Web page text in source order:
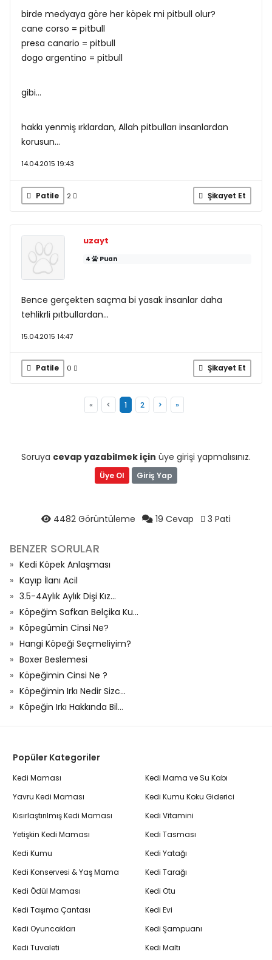
birde medyaya göre her köpek mi pitbull olur?
cane corso = pitbull
presa canario = pitbull
dogo argentino = pitbull
gibi...
hakkı yenmiş ırklardan, Allah pitbulları insanlardan
korusun...
14.04.2015 19:43
Patile 2 Şikayet Et
uzayt
4 Puan
Bence gerçekten saçma bi yasak insanlar daha
tehlikrli pıtbullardan...
15.04.2015 14:47
Patile 0 Şikayet Et
« < 1 2 > »
Soruya cevap yazabilmek için üye girişi yapmalısınız.
Üye Ol Giriş Yap
4482 Görüntüleme 19 Cevap 3 Pati
BENZER SORULAR
Kedi Köpek Anlaşması
Kayıp İlanı Acil
3.5-4Aylık Aylık Dişi Kız...
Köpeğim Safkan Belçika Ku...
Köpegümin Cinsi Ne?
Hangi Köpeği Seçmeliyim?
Boxer Beslemesi
Köpeğimin Cinsi Ne ?
Köpeğimin Irkı Nedir Sizc...
Köpeğin Irkı Hakkında Bil...
Popüler Kategoriler
Kedi Maması
Yavru Kedi Maması
Kısırlaştırılmış Kedi Maması
Yetişkin Kedi Maması
Kedi Kumu
Kedi Konservesi & Yaş Mama
Kedi Ödül Maması
Kedi Taşıma Çantası
Kedi Oyuncakları
Kedi Tuvaleti
Kedi Mama ve Su Kabı
Kedi Kumu Koku Giderici
Kedi Vitamini
Kedi Tasması
Kedi Yatağı
Kedi Tarağı
Kedi Otu
Kedi Evi
Kedi Şampuanı
Kedi Maltı